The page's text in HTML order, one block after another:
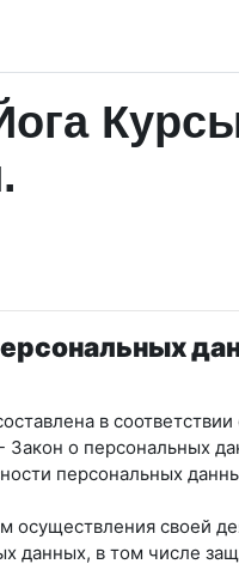
в
о персональных
персональных
осуществления своей
данных, в том числе